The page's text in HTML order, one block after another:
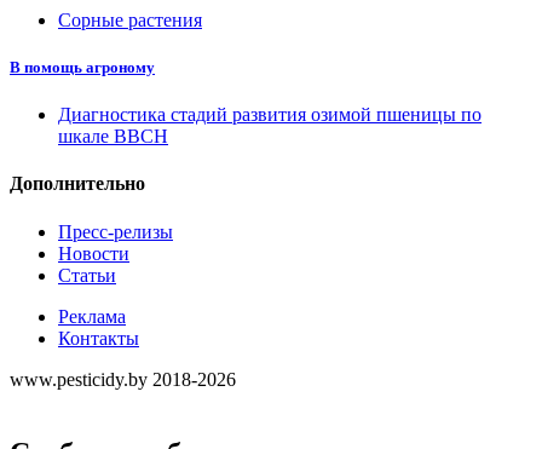
Сорные растения
В помощь агроному
Диагностика стадий развития озимой пшеницы по
шкале ВВСН
Дополнительно
Пресс-релизы
Новости
Статьи
Реклама
Контакты
www.pesticidy.by 2018-2026